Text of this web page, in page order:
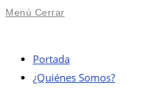
Menú Cerrar
Portada
¿Quiénes Somos?